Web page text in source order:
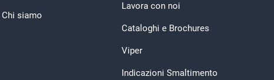
Chi siamo
Lavora con noi
Cataloghi e Brochures
Viper
Indicazioni Smaltimento